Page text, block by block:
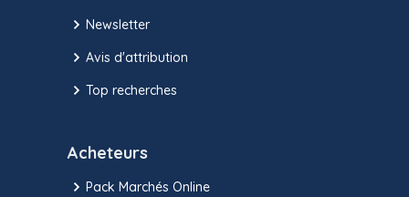
Newsletter
Avis d'attribution
Top recherches
Acheteurs
Pack Marchés Online